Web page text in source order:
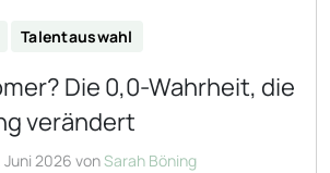
Talentauswahl
Die 0,0-Wahrheit, die
verändert
Juni 2026 vonSarah Böning